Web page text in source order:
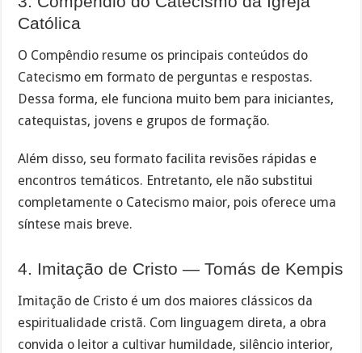
Católica
O Compêndio resume os principais conteúdos do
Catecismo em formato de perguntas e respostas.
Dessa forma, ele funciona muito bem para iniciantes,
catequistas, jovens e grupos de formação.
Além disso, seu formato facilita revisões rápidas e
encontros temáticos. Entretanto, ele não substitui
completamente o Catecismo maior, pois oferece uma
síntese mais breve.
4. Imitação de Cristo — Tomás de Kempis
Imitação de Cristo é um dos maiores clássicos da
espiritualidade cristã. Com linguagem direta, a obra
convida o leitor a cultivar humildade, silêncio interior,